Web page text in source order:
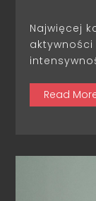
Najwięcej
Read